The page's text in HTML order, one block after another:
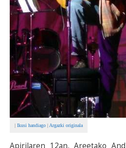
| Ikusi handiago | Argazki originala
Apirilaren 12an, Areetako